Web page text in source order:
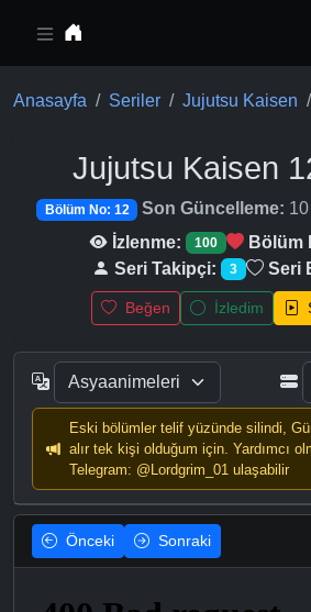
Anasayfa Seriler Jujutsu Kaisen
Jujutsu Kaisen
Bölüm No: 12 Son Güncelleme:
İzlenme:
100 Bölüm
Seri Takipçi: 3 Seri
Beğen İzledim
Eski bölümler telif yüzünde silindi,
alır tek kişi olduğum için. Yardımcı
Telegram: @Lordgrim_01 ulaşabilir
Önceki Sonraki